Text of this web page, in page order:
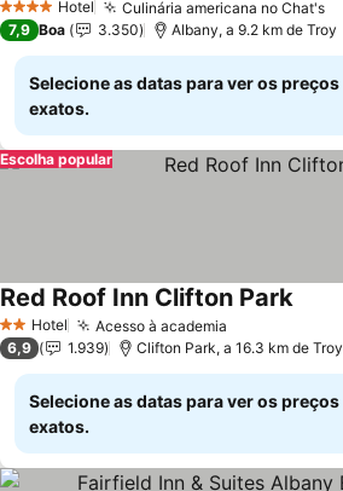
4 EstrelasHotel Culinária americana no Chat's
7,9 Boa 3.350 Albany, a 9.2 km de Troy
Selecione as datas para ver os preços
exatos.
Escolha popular
2 Estrelas
Hotel Acesso à academia
Red Roof Inn Clifton Park
6,9 1.939 Clifton Park, a 16.3 km de Troy
Selecione as datas para ver os preços
exatos.